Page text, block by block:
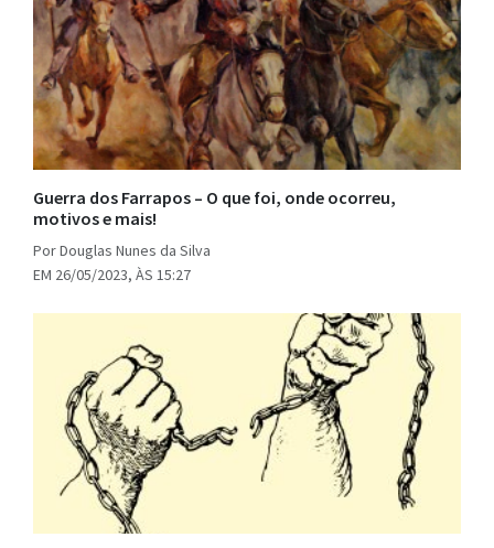
Guerra dos Farrapos – O que foi, onde ocorreu,
motivos e mais!
Por Douglas Nunes da Silva
EM 26/05/2023, ÀS 15:27